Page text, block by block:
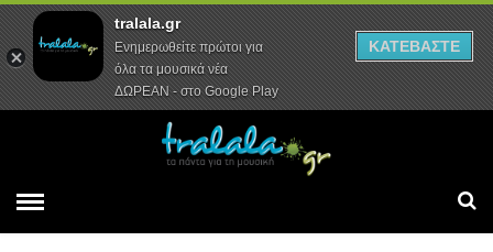
Αρχική Συνεντεύξεις Ρεπορτάζ
tralala.gr
Ενημερωθείτε πρώτοι για
όλα τα μουσικά νέα
ΔΩΡΕΑΝ - στο Google Play
ΚΑΤΕΒΑΣΤΕ